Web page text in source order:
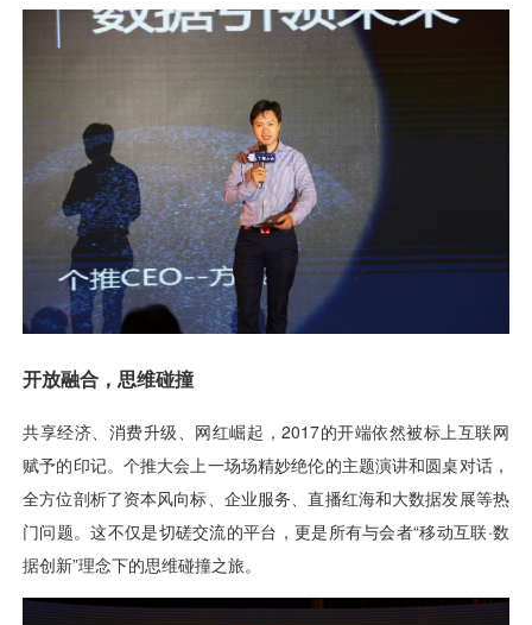
视觉智能
消息中心